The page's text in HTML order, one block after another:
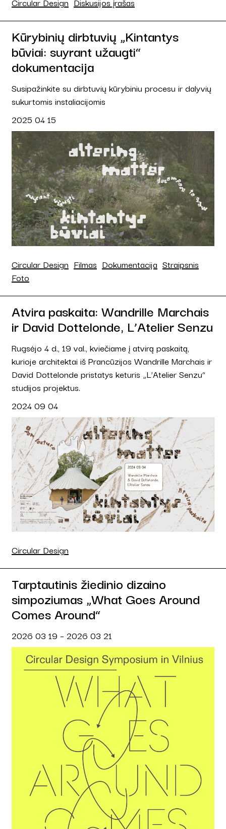
Kūrybinių dirbtuvių „Kintantys
būviai: suyrant užaugti“
dokumentacija
Susipažinkite su dirbtuvių kūrybiniu procesu ir dalyvių
sukurtomis instaliacijomis
2025 04 15
Circular Design Filmas Dokumentacija Straipsnis
Foto
Atvira paskaita: Wandrille Marchais
ir David Dottelonde, L’Atelier Senzu
Rugsėjo 4 d., 19 val., kviečiame į atvirą paskaitą,
kurioje architektai iš Prancūzijos Wandrille Marchais ir
David Dottelonde pristatys keturis „L’Atelier Senzu“
studijos projektus.
2024 09 04
Circular Design
Tarptautinis žiedinio dizaino
simpoziumas „What Goes Around
Comes Around“
2026 03 19 – 2026 03 21